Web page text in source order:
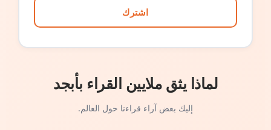
اشترك
لماذا يثق ملايين القراء بأبجد
إليك بعض آراء قراءنا حول العالم.